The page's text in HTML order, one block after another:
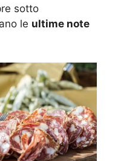
sotto
le ultime note